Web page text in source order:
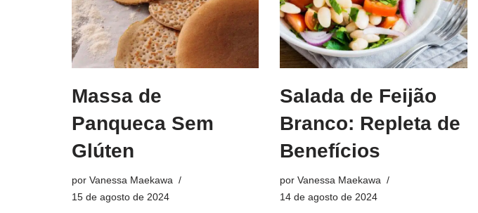
Massa de
Panqueca Sem
Glúten
por Vanessa Maekawa
15 de agosto de 2024
Salada de Feijão
Branco: Repleta de
Benefícios
porVanessa Maekawa
14 de agosto de 2024